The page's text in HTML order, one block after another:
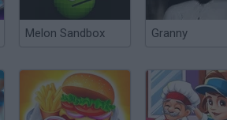
Melon Sandbox Granny